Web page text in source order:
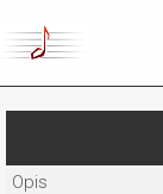
Opis